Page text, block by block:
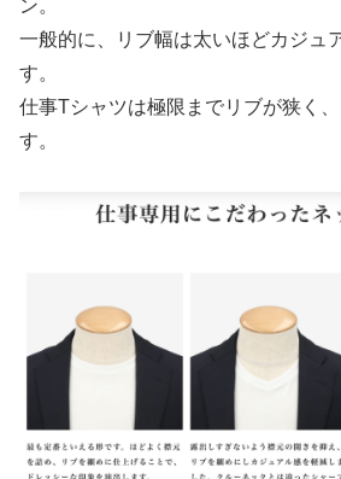
ン。
一般的に、リブ幅は太いほどカジュ
す。
仕事Tシャツは極限までリブが狭く
す。